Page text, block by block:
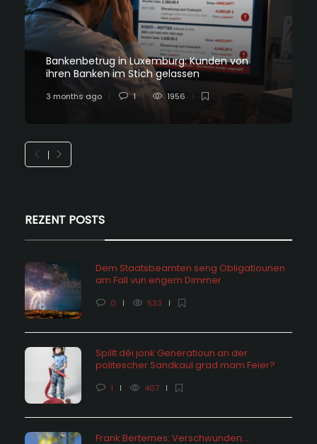
Bankenbetrug in Luxemburg: Kunden von
ihren Banken im Stich gelassen
3 months ago 1 1956
REZENT POSTS
Dem Staatsbeamten seng Obligatiounen
am Fall vun engem Dimmer
0 533
Spillt déi jonk Generatioun an der
politescher Sandkaul grad mam Feier?
1 407
Frank Bertemes: Verschwunden….